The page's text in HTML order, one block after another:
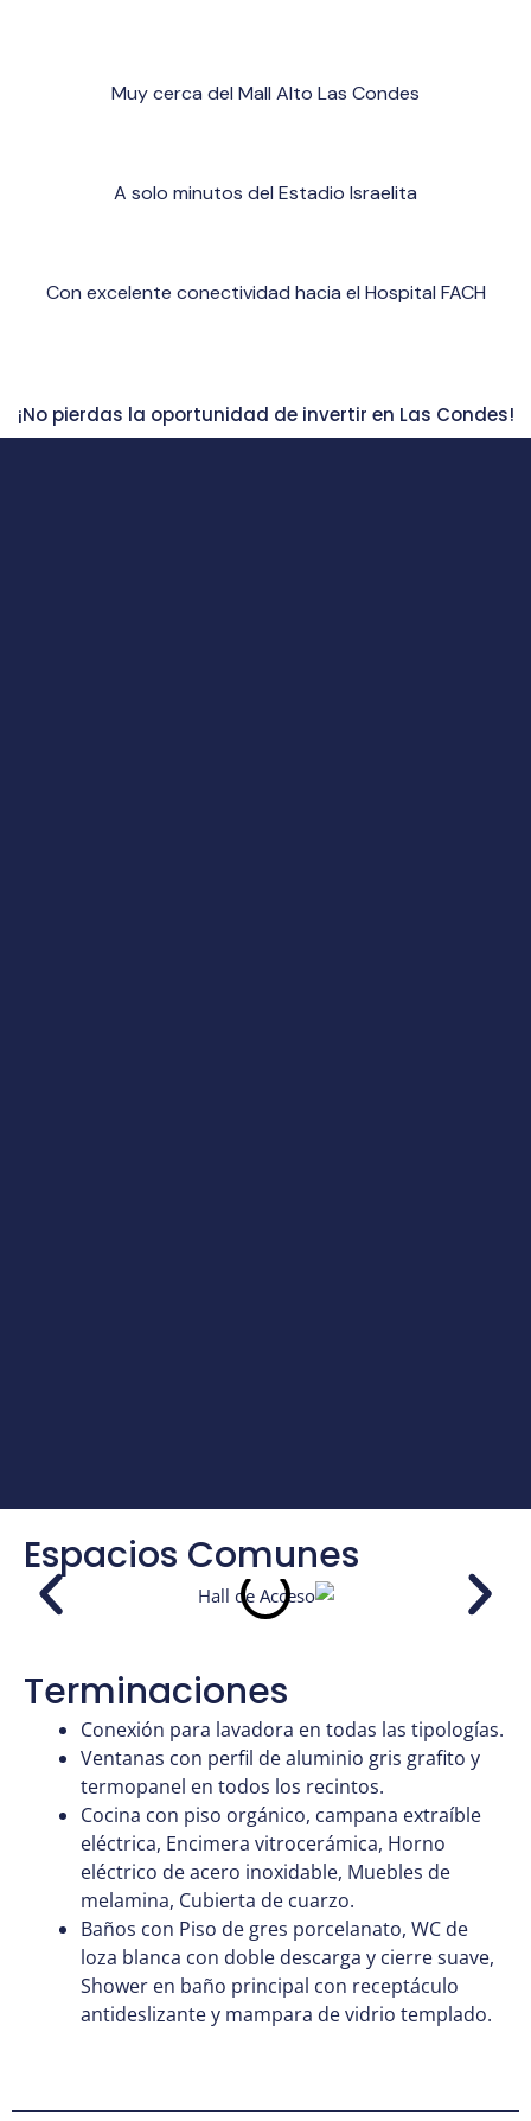
Muy cerca del Mall Alto Las Condes
A solo minutos del Estadio Israelita
Con excelente conectividad hacia el Hospital FACH
¡No pierdas la oportunidad de invertir en Las Condes!
Espacios Comunes
Terminaciones
Conexión para lavadora en todas las tipologías.
Ventanas con perfil de aluminio gris grafito y
termopanel en todos los recintos.
Cocina con piso orgánico, campana extraíble
eléctrica, Encimera vitrocerámica, Horno
eléctrico de acero inoxidable, Muebles de
melamina, Cubierta de cuarzo.
Baños con Piso de gres porcelanato, WC de
loza blanca con doble descarga y cierre suave,
Shower en baño principal con receptáculo
antideslizante y mampara de vidrio templado.